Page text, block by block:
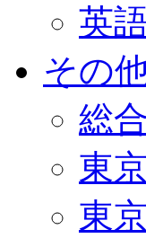
英
その
総
東
東